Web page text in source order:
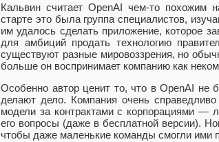
Кальвин считает OpenAI чем-то похожим
старте это была группа специалистов,
им удалось сделать приложение, которое
для амбиций продать технологию
существуют разные мировоззрения, но
больше он воспринимает компанию как
Особенно автор ценит то, что в OpenAI не
делают дело. Компания очень
модели за контрактами с корпорациями —
его вопросы (даже в бесплатной версии).
чтобы даже маленькие команды смогли ими